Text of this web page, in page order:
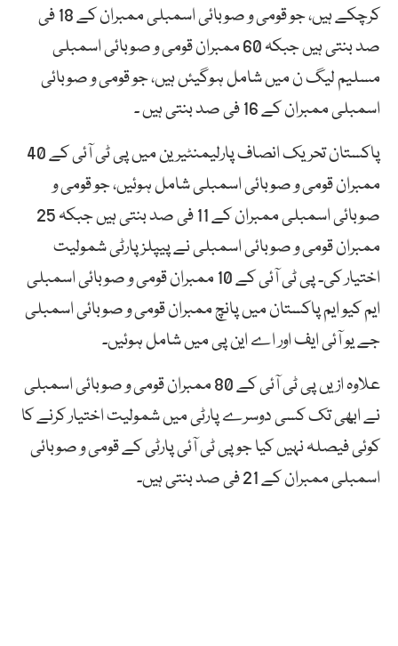
کرچکے ہیں، جو قومی و صوبائی اسمبلی ممبران کے 18 فی
صد بنتی ہیں جبکہ 60 ممبران قومی و صوبائی اسمبلی
مسلیم لیگ ن میں شامل ہوگیئں ہیں، جو قومی و صوبائی
اسمبلی ممبران کے 16 فی صد بنتی ہیں ۔
پاکستان تحریک انصاف پارلیمنٹیرین میں پی ٹی آئی کے 40
ممبران قومی و صوبائی اسمبلی شامل ہوئیں، جو قومی و
صوبائی اسمبلی ممبران کے 11 فی صد بنتی ہیں جبکہ 25
ممبران قومی و صوبائی اسمبلی نے پیپلز پارٹی شمولیت
اختیار کی۔ پی ٹی آئی کے 10 ممبران قومی و صوبائی اسمبلی
ایم کیو ایم پاکستان میں پانچ ممبران قومی و صوبائی اسمبلی
جے یو آئی ایف اور اے این پی میں شامل ہوئیں۔
علاوہ ازیں پی ٹی آئی کے 80 ممبران قومی و صوبائی اسمبلی
نے ابھی تک کسی دوسرے پارٹی میں شمولیت اختیار کرنے کا
کوئی فیصلہ نہیں کیا جو پی ٹی آئی پارٹی کے قومی و صوبائی
اسمبلی ممبران کے 21 فی صد بنتی ہیں۔